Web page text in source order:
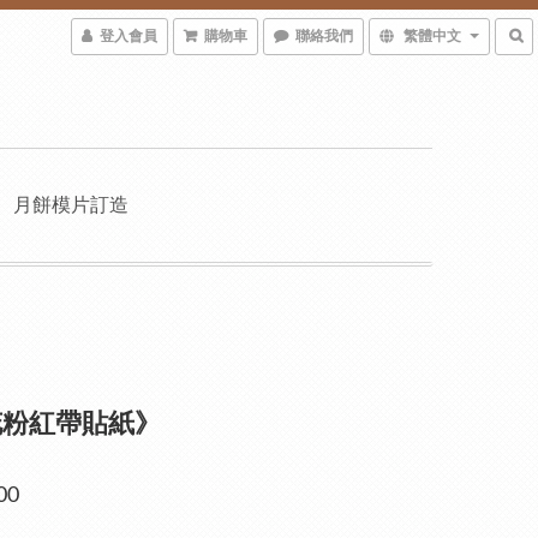
登入會員 購物車 聯絡我們 繁體中文
月餅模片訂造
紅帶貼紙》